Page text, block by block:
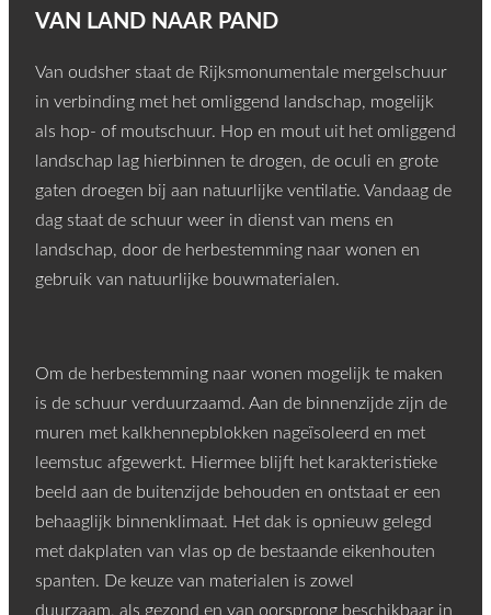
VAN LAND NAAR PAND
Van oudsher staat de Rijksmonumentale mergelschuur
in verbinding met het omliggend landschap, mogelijk
als hop- of moutschuur. Hop en mout uit het omliggend
landschap lag hierbinnen te drogen, de oculi en grote
gaten droegen bij aan natuurlijke ventilatie. Vandaag de
dag staat de schuur weer in dienst van mens en
landschap, door de herbestemming naar wonen en
gebruik van natuurlijke bouwmaterialen.
Om de herbestemming naar wonen mogelijk te maken
is de schuur verduurzaamd. Aan de binnenzijde zijn de
muren met kalkhennepblokken nageïsoleerd en met
leemstuc afgewerkt. Hiermee blijft het karakteristieke
beeld aan de buitenzijde behouden en ontstaat er een
behaaglijk binnenklimaat. Het dak is opnieuw gelegd
met dakplaten van vlas op de bestaande eikenhouten
spanten. De keuze van materialen is zowel
duurzaam, als gezond en van oorsprong beschikbaar in